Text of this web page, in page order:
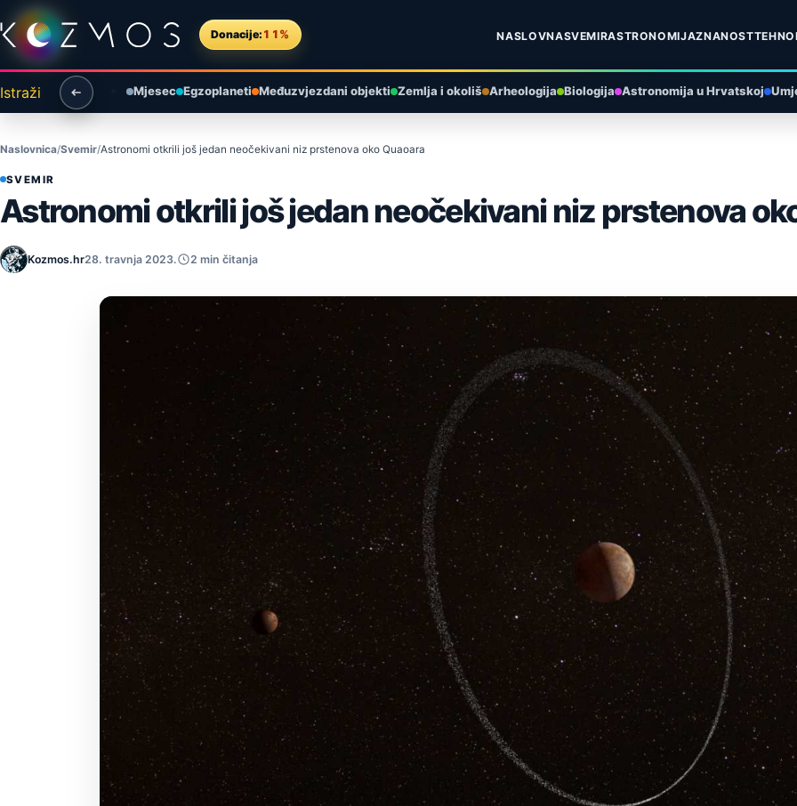
Preskoči na sadržaj
Donacije: 11% NASLOVNASVEMIRASTRONOMIJAZNANOST
Istraži Mjesec Egzoplaneti Međuzvjezdani objekti Zemlja i okoliš Arheologija Biologija Astronomija u Hrvatskoj
Naslovnica Svemir Astronomi otkrili još jedan neočekivani niz prstenova oko Quaoara
SVEMIR
Astronomi otkrili još jedan neočekivani niz prstenova
Kozmos.hr28. travnja 2023. 2 min čitanja